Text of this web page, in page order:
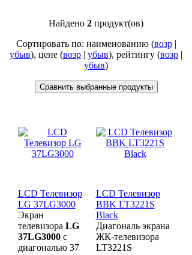
Найдено 2 продукт(ов)
Сортировать по: наименованию (возр|
убыв), цене (возр | убыв), рейтингу (возр |
убыв)
LCD Телевизор
LG 37LG3000
Экран
телевизора LG
37LG3000с
диагональю 37
LCD Телевизор
BBK LT3221S
Black
Диагональ экрана
ЖК-телевизора
LT3221S